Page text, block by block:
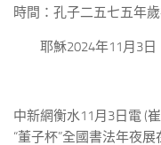
時間：孔子二五七五年
耶穌2024年11月3日
中新網衡水11月3日電 (
“董子杯”全國書法年夜